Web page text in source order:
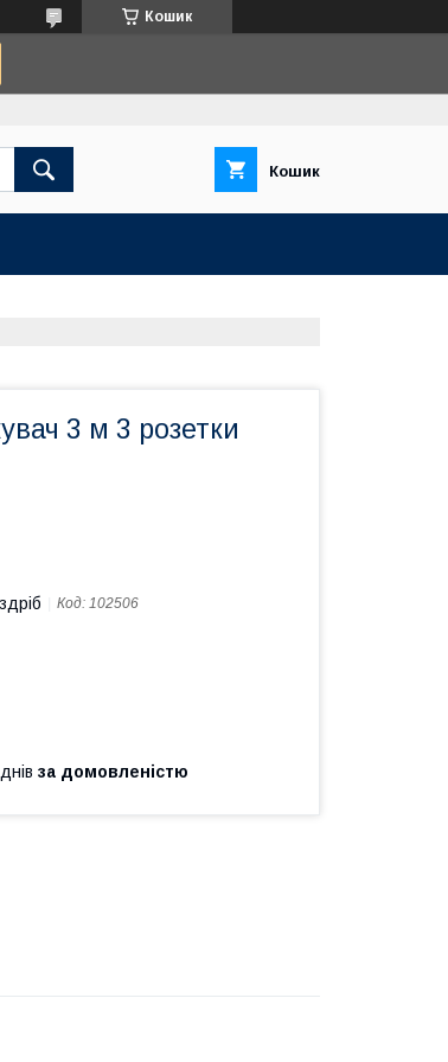
Кошик
Кошик
3 м 3 розетки
Код: 102506
за домовленістю